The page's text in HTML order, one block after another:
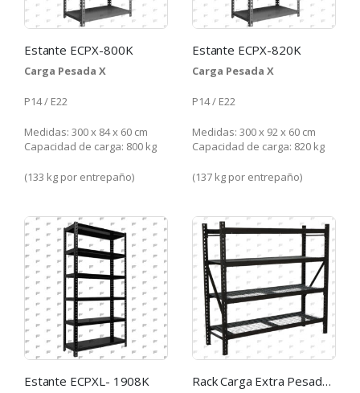
Estante ECPX-800K
Carga Pesada X
P14 / E22
Medidas: 300 x 84 x 60 cm
Capacidad de carga: 800 kg
(133 kg por entrepaño)
Estante ECPX-820K
Carga Pesada X
P14 / E22
Medidas: 300 x 92 x 60 cm
Capacidad de carga: 820 kg
(137 kg por entrepaño)
Estante ECPXL- 1908K Rack Carga Extra Pesada, Total carga 3,600 kg